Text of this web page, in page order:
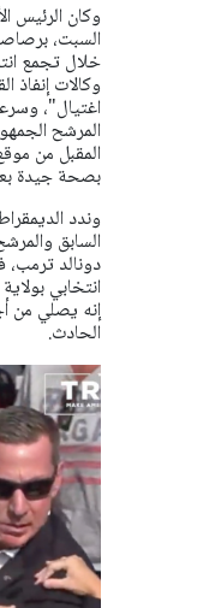
وكان الرئيس
السبت،
خلال تجمع
وكالات إنفاذ
اغتيال"،
المرشح
المقبل من
بصحة جيدة
وندد
السابق
دونالد
انتخابي
إنه يصلي من
الحادث.